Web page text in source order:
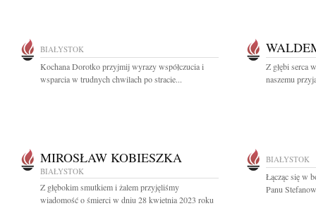
BIAŁYSTOK
Kochana Dorotko przyjmij wyrazy współczucia i
wsparcia w trudnych chwilach po stracie...
Z głębi serca
naszemu
MIROSŁAW KOBIESZKA
BIAŁYSTOK
Z głębokim smutkiem i żalem przyjęliśmy
wiadomość o śmierci w dniu 28 kwietnia 2023 roku
BIAŁYSTOK
Łącząc się w
Panu